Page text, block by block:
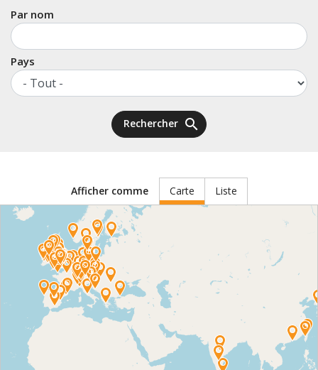
Par nom
Pays
Rechercher search
Afficher comme Carte Liste